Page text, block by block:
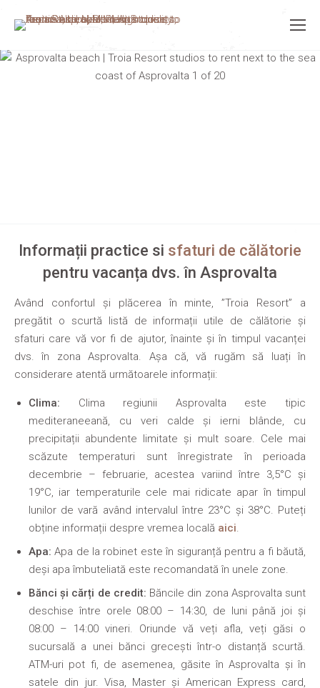
Informații practice si sfaturi de călătorie
pentru vacanța dvs. în Asprovalta
Având confortul și plăcerea în minte, ”Troia Resort” a
pregătit o scurtă listă de informații utile de călătorie și
sfaturi care vă vor fi de ajutor, înainte și în timpul vacanței
dvs. în zona Asprovalta. Așa că, vă rugăm să luați în
considerare atentă următoarele informații:
Clima: Clima regiunii Asprovalta este tipic
mediteraneeană, cu veri calde și ierni blânde, cu
precipitații abundente limitate și mult soare. Cele mai
scăzute temperaturi sunt înregistrate în perioada
decembrie – februarie, acestea variind între 3,5°C și
19°C, iar temperaturile cele mai ridicate apar în timpul
lunilor de vară având intervalul între 23°C și 38°C. Puteți
obține informații despre vremea locală aici.
Apa: Apa de la robinet este în siguranță pentru a fi băută,
deși apa îmbuteliată este recomandată în unele zone.
Bănci și cărți de credit: Băncile din zona Asprovalta sunt
deschise între orele 08:00 – 14:30, de luni până joi și
08:00 – 14:00 vineri. Oriunde vă veți afla, veți găsi o
sucursală a unei bănci grecești într-o distanță scurtă.
ATM-uri pot fi, de asemenea, găsite în Asprovalta și în
satele din jur. Visa, Master și American Express card,